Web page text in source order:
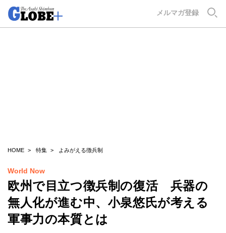
メルマガ登録
HOME 特集 よみがえる徴兵制
World Now
欧州で目立つ徴兵制の復活 兵器の
無人化が進む中、小泉悠氏が考える
軍事力の本質とは